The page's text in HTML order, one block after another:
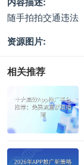
随手拍拍交通违法
资源图片:
相关推荐